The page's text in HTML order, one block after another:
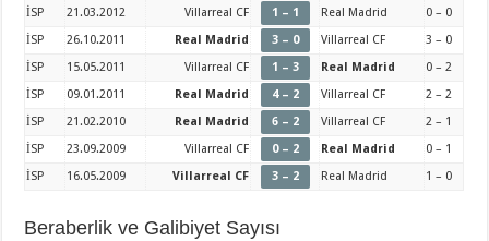
İSP 21.03.2012 Villarreal CF 1 – 1 Real Madrid
0 – 0
İSP
26.10.2011 Real Madrid 3 – 0 Villarreal CF
3 – 0
İSP
15.05.2011 Villarreal CF 1 – 3 Real Madrid
0 – 2
İSP
09.01.2011 Real Madrid 4 – 2 Villarreal CF
2 – 2
İSP
21.02.2010 Real Madrid 6 – 2 Villarreal CF
2 – 1
İSP
23.09.2009 Villarreal CF 0 – 2 Real Madrid
0 – 1
İSP
16.05.2009 Villarreal CF 3 – 2 Real Madrid 1 – 0
Beraberlik ve Galibiyet Sayısı